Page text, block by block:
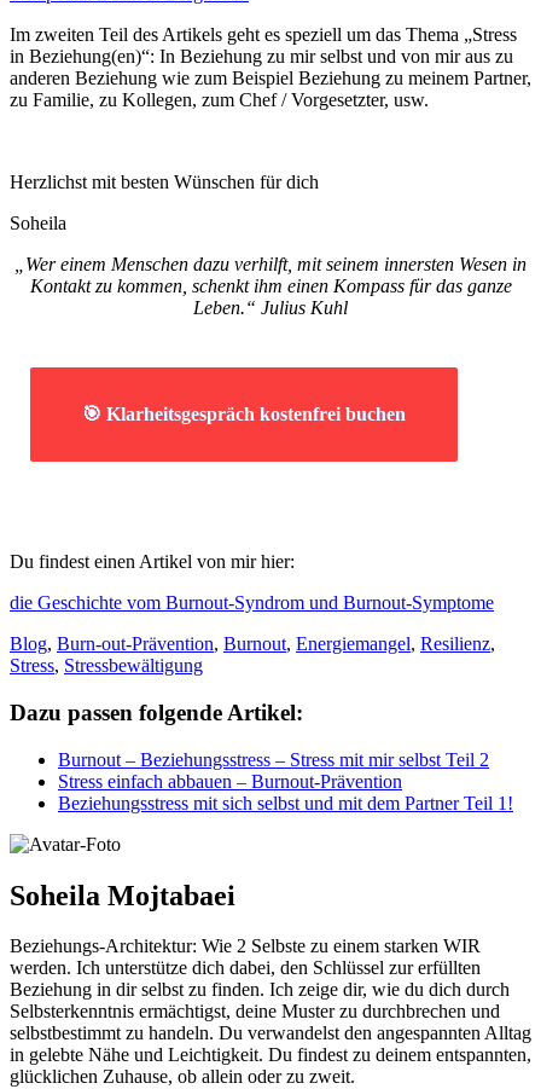
Im zweiten Teil des Artikels geht es speziell um das Thema „Stress
in Beziehung(en)“: In Beziehung zu mir selbst und von mir aus zu
anderen Beziehung wie zum Beispiel Beziehung zu meinem Partner,
zu Familie, zu Kollegen, zum Chef / Vorgesetzter, usw.
Herzlichst mit besten Wünschen für dich
Soheila
„Wer einem Menschen dazu verhilft, mit seinem innersten Wesen in
Kontakt zu kommen, schenkt ihm einen Kompass für das ganze
Leben.“ Julius Kuhl
🎯 Klarheitsgespräch kostenfrei buchen
Du findest einen Artikel von mir hier:
die Geschichte vom Burnout-Syndrom und Burnout-Symptome
Blog, Burn-out-Prävention, Burnout, Energiemangel, Resilienz,
Stress, Stressbewältigung
Dazu passen folgende Artikel:
Burnout – Beziehungsstress – Stress mit mir selbst Teil 2
Stress einfach abbauen – Burnout-Prävention
Beziehungsstress mit sich selbst und mit dem Partner Teil 1!
Soheila Mojtabaei
Beziehungs-Architektur: Wie 2 Selbste zu einem starken WIR
werden. Ich unterstütze dich dabei, den Schlüssel zur erfüllten
Beziehung in dir selbst zu finden. Ich zeige dir, wie du dich durch
Selbsterkenntnis ermächtigst, deine Muster zu durchbrechen und
selbstbestimmt zu handeln. Du verwandelst den angespannten Alltag
in gelebte Nähe und Leichtigkeit. Du findest zu deinem entspannten,
glücklichen Zuhause, ob allein oder zu zweit.